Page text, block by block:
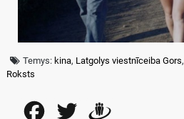
Temys: kina, Latgolys viestnīceiba Gors,
Roksts
FacebookTwitter